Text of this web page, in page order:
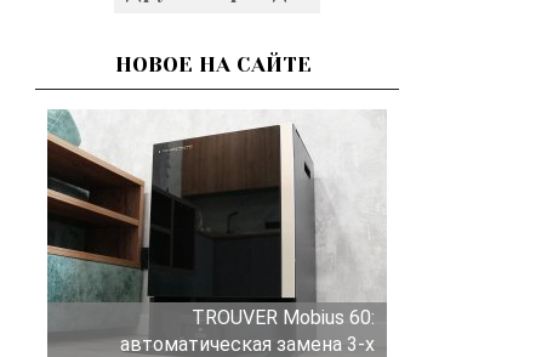
НОВОЕ НА САЙТЕ
TROUVER Mobius 60:
автоматическая замена 3-х